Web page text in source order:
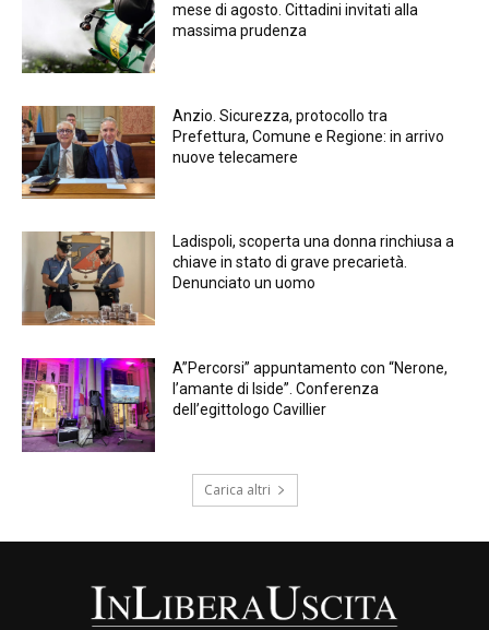
mese di agosto. Cittadini invitati alla
massima prudenza
Anzio. Sicurezza, protocollo tra
Prefettura, Comune e Regione: in arrivo
nuove telecamere
Ladispoli, scoperta una donna rinchiusa a
chiave in stato di grave precarietà.
Denunciato un uomo
A”Percorsi” appuntamento con “Nerone,
l’amante di Iside”. Conferenza
dell’egittologo Cavillier
Carica altri